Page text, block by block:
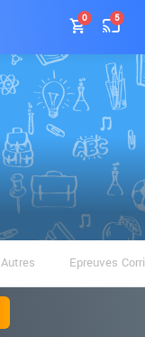
0 5
Autres Epreuves